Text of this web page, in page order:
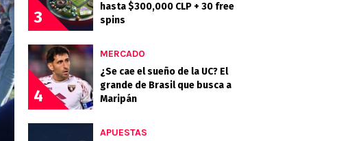
3
hasta $300,000 CLP + 30 free
spins
4
MERCADO
¿Se cae el sueño de la UC? El
grande de Brasil que busca a
Maripán
APUESTAS